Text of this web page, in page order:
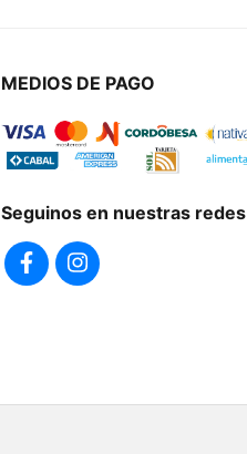
MEDIOS DE PAGO
Seguinos en nuestras redes